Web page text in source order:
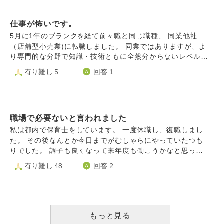
て頭が真っ白になり何も考えられなくなり自分でもどうして
いいかわからなくなります。 今までできていたことが急に
できなくなったり、私が間違っているのかな？おかしいのか
な？と不安になります。 いつも戻ってきた書類を置く場所
ない。何で勝手なことするの。」などと怒られたり、私にだ
ているのが聞こえ泣きたくなります。 大きな舌打ち、睨ま
れたり、何度も怒られるうちにその人に対しての恐怖心が増
え、萎縮してしまい、気を付けても更にミスを重ねてしまう
という悪循環に陥っていると思います。 いまは努力しミス
ず、帰っても疲れてやる気が出ず吐き気があり食欲もない。
ずけるのでしょうか。身体的にも辛いけどどこの病院に行っ
仕事が怖いです。
5月に1年のブランクを経て前々職と同じ職種、 同業他社
（店舗型小売業)に転職しました。 同業ではありますが、よ
り専門的な分野で知識・技術ともに全然分からないレベルで
辛いです。 知識や技術については自分のレベルが足りない
だけなので、休憩時間や休日には勉強を行なっているのです
指を指すだけだったりでミスも多く常に怒られてしまいま
す。 (メモも必ず取るようにしています) 新しい業務を覚え
る時は必ず、 教わってない業務について 何故出来ていな
い！？と怒られ、それで覚える…といった具合です。 マニ
基本は他の人が行っている方法を見てマネしてる状態です。
有り難し 5 回答 1
職場で必要ないと言われました
私は都内で保育士をしています。 一度休職し、復職しまし
た。 その後なんとか今日までがむしゃらにやっていたつも
りでした。 調子も良くなって来年度も働こうかなと思って
いたのですが、それを話し合いで話すと、 子どもに対して
の目標があるのにその目標に対して子どもたちへの接し方に
りに頑張ってたつもりだったみたいです。 あなたの信頼度
有り難し 48 回答 2
もっと見る